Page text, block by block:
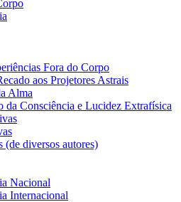
Fora do Corpo
aos Projetores Astrais
Alma
da Consciência e Lucidez Extrafísica
(de diversos autores)
Nacional
Internacional